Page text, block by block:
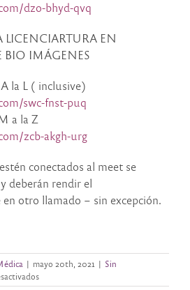
dzo-bhyd-qvq
LICENCIARTURA EN
IMÁGENES
la L ( inclusive)
swc-fnst-puq
a la Z
zcb-akgh-urg
conectados al meet se
deberán rendir el
otro llamado – sin excepción.
| mayo 20th, 2021 | Sin
en